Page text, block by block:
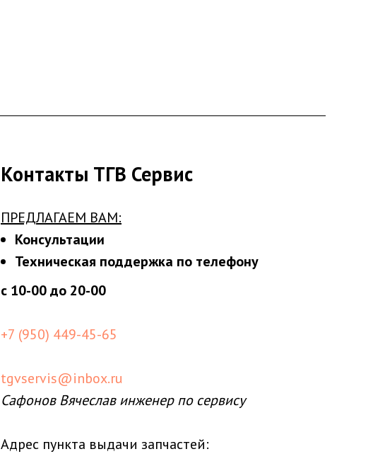
Контакты ТГВ Сервис
ПРЕДЛАГАЕМ ВАМ:
Консультации
Техническая поддержка по телефону
с 10-00 до 20-00
+7 (950) 449-45-65
tgvservis@inbox.ru
Сафонов Вячеслав инженер по сервису
Адрес пункта выдачи запчастей: